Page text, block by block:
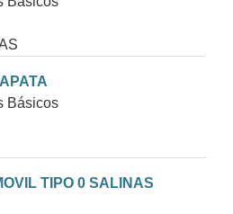
Básicos
TIPO 0 SALINAS